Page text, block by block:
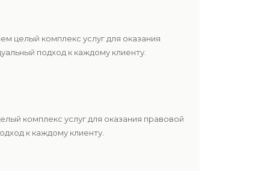
целый комплекс услуг для оказания
подход к каждому клиенту.
комплекс услуг для оказания правовой
к каждому клиенту.